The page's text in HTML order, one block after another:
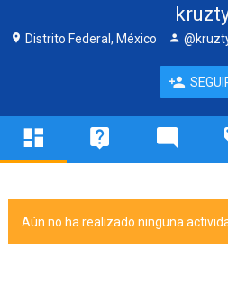
Distrito Federal, México
Aún no ha realizado ninguna